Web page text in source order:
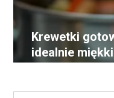
Krewetki
idealnie